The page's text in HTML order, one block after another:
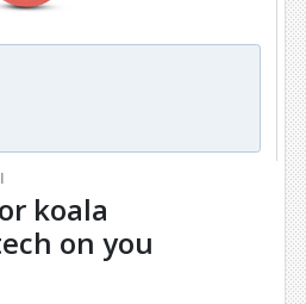
koala
on you